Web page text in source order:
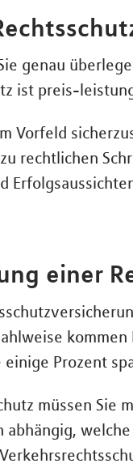
genau
ist preis-
Vorfeld
rechtlichen
einer
kommen
Prozent
müssen Sie
abhängig,